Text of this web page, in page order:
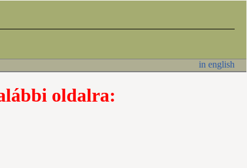
in english
oldalra: